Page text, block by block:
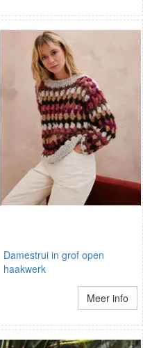
Damestrui in grof open
haakwerk
Meer info